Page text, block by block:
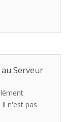
Serveur
n'est pas